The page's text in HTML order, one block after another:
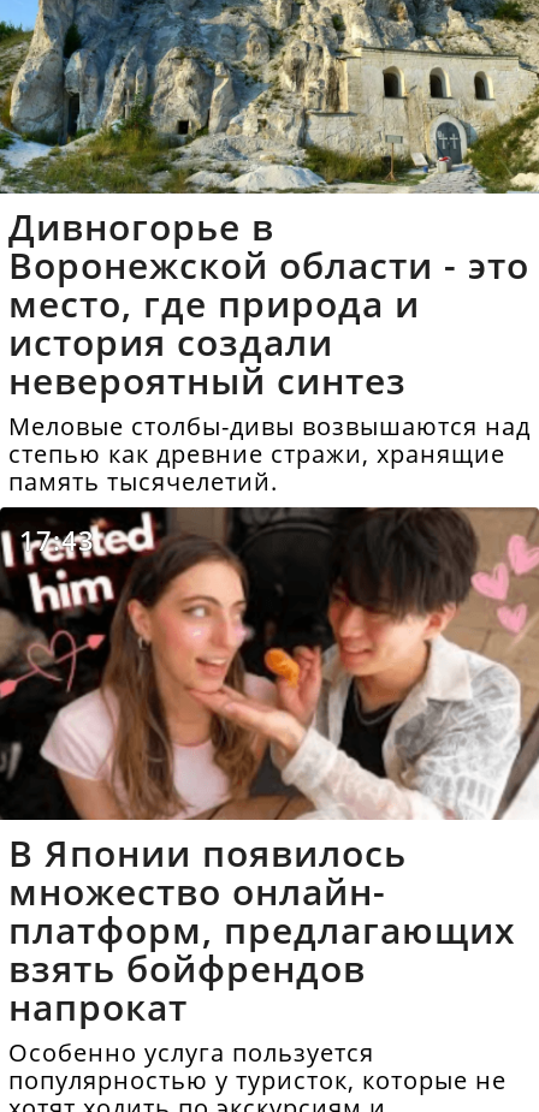
Дивногорье в
Воронежской области - это
место, где природа и
история создали
невероятный синтез
Меловые столбы-дивы возвышаются над
степью как древние стражи, хранящие
память тысячелетий.
17:43
В Японии появилось
множество онлайн-
платформ, предлагающих
взять бойфрендов
напрокат
Особенно услуга пользуется
популярностью у туристок, которые не